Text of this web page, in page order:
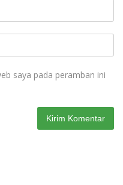
saya pada peramban ini